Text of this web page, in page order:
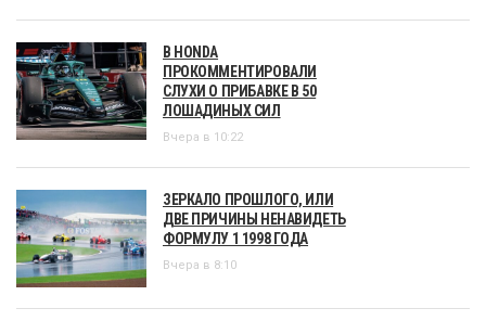
В HONDA
ПРОКОММЕНТИРОВАЛИ
СЛУХИ О ПРИБАВКЕ В 50
ЛОШАДИНЫХ СИЛ
Вчера в 10:22
ЗЕРКАЛО ПРОШЛОГО, ИЛИ
ДВЕ ПРИЧИНЫ НЕНАВИДЕТЬ
ФОРМУЛУ 1 1998 ГОДА
Вчера в 8:10